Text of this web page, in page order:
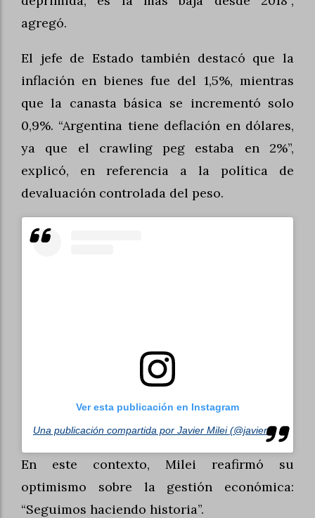
agregó.
El jefe de Estado también destacó que la
inflación en bienes fue del 1,5%, mientras
que la canasta básica se incrementó solo
0,9%. “Argentina tiene deflación en dólares,
ya que el crawling peg estaba en 2%”,
explicó, en referencia a la política de
devaluación controlada del peso.
Ver esta publicación en Instagram
Una publicación compartida por Javier Milei (@javiermilei)
En este contexto, Milei reafirmó su
optimismo sobre la gestión económica:
“Seguimos haciendo historia”.